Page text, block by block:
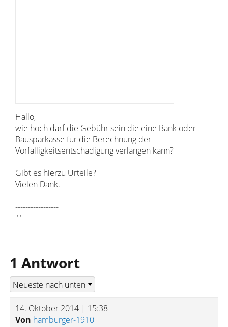
Hallo,
wie hoch darf die Gebühr sein die eine Bank oder
Bausparkasse für die Berechnung der
Vorfälligkeitsentschädigung verlangen kann?
Gibt es hierzu Urteile?
Vielen Dank.
-----------------
""
1 Antwort
14. Oktober 2014 | 15:38
Von hamburger-1910